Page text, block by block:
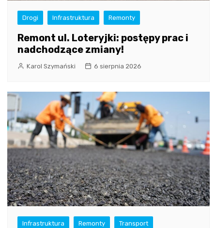
Drogi Infrastruktura Remonty
Remont ul. Loteryjki: postępy prac i
nadchodzące zmiany!
Karol Szymański 6 sierpnia 2026
Infrastruktura Remonty Transport